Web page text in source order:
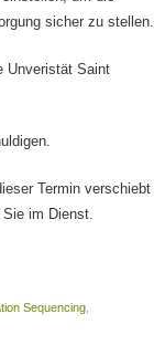
sicher zu stellen.
Unveristät Saint
Termin verschiebt
im Dienst.
Sequencing